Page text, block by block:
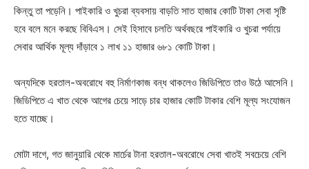
কিন্তু তা পড়েনি। পাইকারি ও খুচরা ব্যবসায় বাড়তি সাত হাজার কোটি টাকা সেবা সৃষ্টি
হবে বলে মনে করছে বিবিএস। সেই হিসাবে চলতি অর্থবছরে পাইকারি ও খুচরা পর্যায়ে
সেবার আর্থিক মূল্য দাঁড়াবে ১ লাখ ১১ হাজার ৬৮১ কোটি টাকা।
অন্যদিকে হরতাল-অবরোধে বহু নির্মাণকাজ বন্ধ থাকলেও জিডিপিতে তাও উঠে আসেনি।
জিডিপিতে এ খাত থেকে আগের চেয়ে সাড়ে চার হাজার কোটি টাকার বেশি মূল্য সংযোজন
হতে যাচ্ছে।
মোটা দাগে, গত জানুয়ারি থেকে মার্চের টানা হরতাল-অবরোধে সেবা খাতই সবচেয়ে বেশি